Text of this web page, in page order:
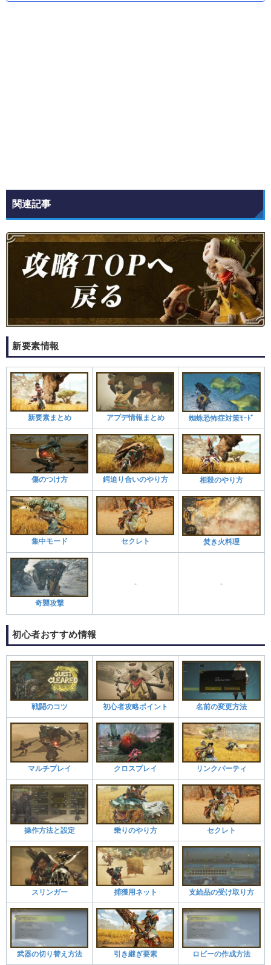
関連記事
新要素情報
新要素まとめ アプデ情報まとめ 蜘蛛恐怖症対策ﾓｰﾄﾞ
傷のつけ方 鍔迫り合いのやり方 相殺のやり方
集中モード セクレト 焚き火料理
奇襲攻撃
- -
初心者おすすめ情報
戦闘のコツ 初心者攻略ポイント 名前の変更方法
マルチプレイ クロスプレイ リンクパーティ
操作方法と設定 乗りのやり方 セクレト
スリンガー 捕獲用ネット 支給品の受け取り方
武器の切り替え方法 引き継ぎ要素 ロビーの作成方法